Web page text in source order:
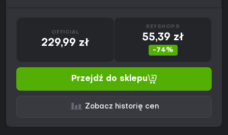
OFFICIAL
229,99 zł
KEYSHOPS
55,39 zł
-74%
Przejdź do sklepu
Zobacz historię cen